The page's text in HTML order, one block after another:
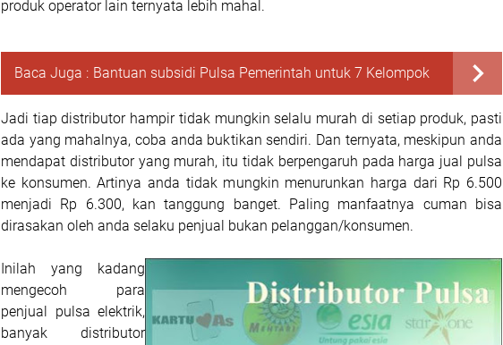
produk operator lain ternyata lebih mahal.
Baca Juga : Bantuan subsidi Pulsa Pemerintah untuk 7 Kelompok
Jadi tiap distributor hampir tidak mungkin selalu murah di setiap produk, pasti
ada yang mahalnya, coba anda buktikan sendiri. Dan ternyata, meskipun anda
mendapat distributor yang murah, itu tidak berpengaruh pada harga jual pulsa
ke konsumen. Artinya anda tidak mungkin menurunkan harga dari Rp 6.500
menjadi Rp 6.300, kan tanggung banget. Paling manfaatnya cuman bisa
dirasakan oleh anda selaku penjual bukan pelanggan/konsumen.
Inilah yang kadang
mengecoh para
penjual pulsa elektrik,
banyak distributor